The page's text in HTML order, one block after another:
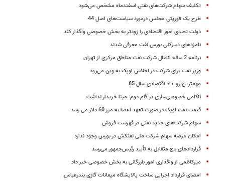
تکلیف سهام شرکت‌های نفتی اسفندماه مشخص می‌شود
طرح یک فوریتی مجلس درمورد سیاست‌های اصل 44
دولت تصدی امور اقتصادی را زودتر به بخش خصوصی واگذار کند
نامزدهای دبیرکلی بورس نفت معرفی شدند
برنامه 2 ساله انتقال شرکت نفت مناطق مرکزی از تهران
وزیر نفت برای شرکت در اجلاس اوپک به وین می‌رود
مهمترین رویداد اقتصادی سال 85
ناکامی خصوصی‌سازی در گام دوم: مپنا خریدار نداشت
قیمت نفت اوپک در صورت تعهد اعضا به مرز 60 دلار می رسد
سهام شرکت‌های جدید نفتی در فهرست فروش
امکان عرضه سهام شرکت ملی نفتکش در بورس وجود ندارد
قراردادهای بیع متقابل به تأیید رئیس‌جمهور می‌رسد
میرکاظمی از واگذاری امور بازرگانی به بخش خصوصی خبر داد
امضای قرارداد اجرایی ساخت پالایشگاه میعانات گازی بندرعباس